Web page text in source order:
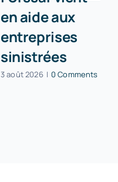
en aide aux
entreprises
sinistrées
3 août 2026 | 0 Comments